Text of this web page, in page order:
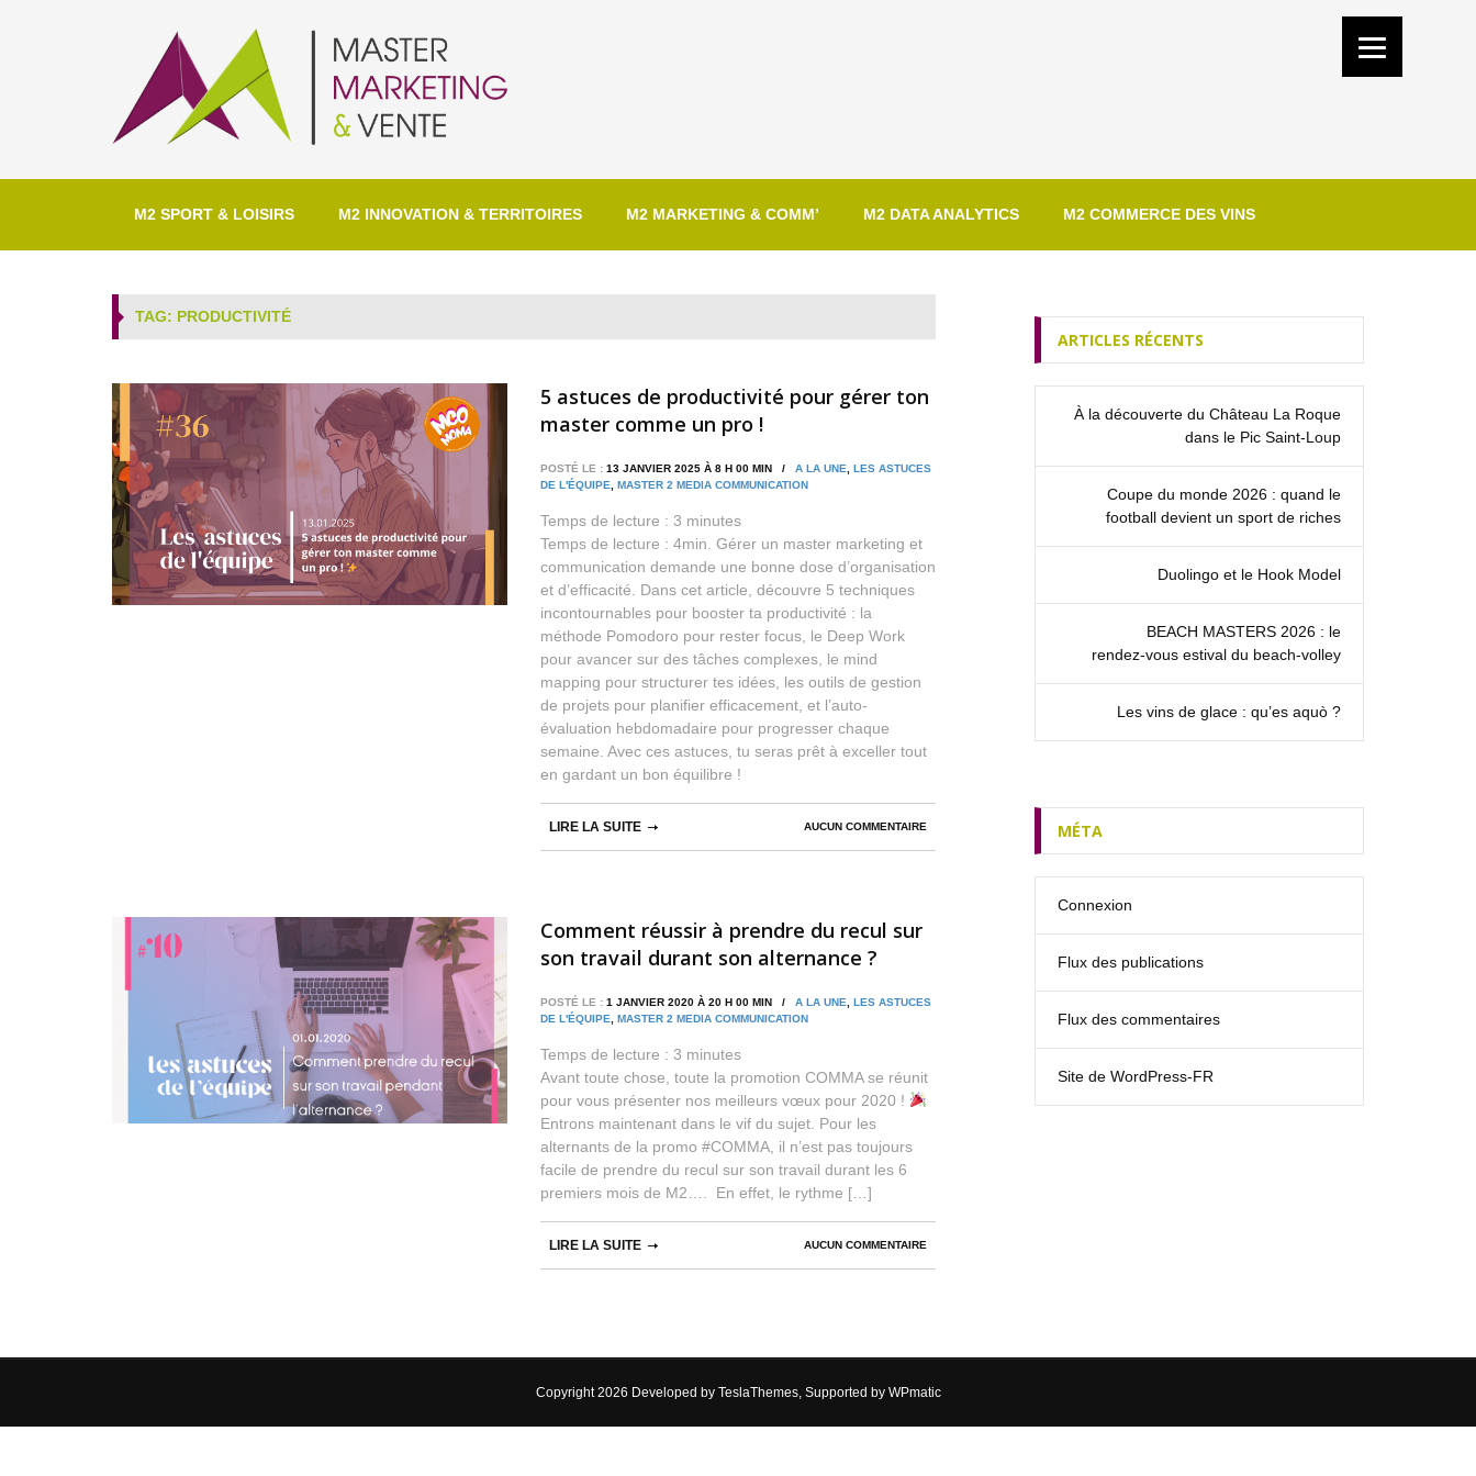
M2 SPORT & LOISIRS M2 INNOVATION & TERRITOIRES M2 MARKETING & COMM’ M2 DATA ANALYTICS M2 COMMERCE DES VINS
TAG: PRODUCTIVITÉ
5 astuces de productivité pour gérer ton
master comme un pro !
POSTÉ LE : 13 JANVIER 2025 À 8 H 00 MIN / A LA UNE
LES ASTUCES
DE L'ÉQUIPE
MASTER 2 MEDIA COMMUNICATION
Temps de lecture : 3 minutes
Temps de lecture : 4min. Gérer un master marketing et
communication demande une bonne dose d’organisation
et d’efficacité. Dans cet article, découvre 5 techniques
incontournables pour booster ta productivité : la
méthode Pomodoro pour rester focus, le Deep Work
pour avancer sur des tâches complexes, le mind
mapping pour structurer tes idées, les outils de gestion
de projets pour planifier efficacement, et l’auto-
évaluation hebdomadaire pour progresser chaque
semaine. Avec ces astuces, tu seras prêt à exceller tout
en gardant un bon équilibre !
AUCUN COMMENTAIRE
LIRE LA SUITE
Comment réussir à prendre du recul sur
son travail durant son alternance ?
POSTÉ LE : 1 JANVIER 2020 À 20 H 00 MIN / A LA UNE
LES ASTUCES
DE L'ÉQUIPE
MASTER 2 MEDIA COMMUNICATION
Temps de lecture : 3 minutes
Avant toute chose, toute la promotion COMMA se réunit
pour vous présenter nos meilleurs vœux pour 2020 !
Entrons maintenant dans le vif du sujet. Pour les
alternants de la promo #COMMA, il n’est pas toujours
facile de prendre du recul sur son travail durant les 6
premiers mois de M2…. En effet, le rythme […]
AUCUN COMMENTAIRE
LIRE LA SUITE
ARTICLES RÉCENTS
À la découverte du Château La Roque
dans le Pic Saint‑Loup
Coupe du monde 2026 : quand le
football devient un sport de riches
Duolingo et le Hook Model
BEACH MASTERS 2026 : le
rendez‑vous estival du beach-volley
Les vins de glace : qu’es aquò ?
MÉTA
Connexion
Flux des publications
Flux des commentaires
Site de WordPress-FR
Copyright 2026 Developed by TeslaThemes, Supported by WPmatic